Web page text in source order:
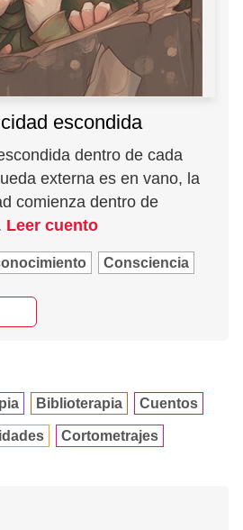
escondida
dentro de cada
externa es en vano, la
comienza dentro de
Leer cuento
Consciencia
Biblioterapia Cuentos
Cortometrajes